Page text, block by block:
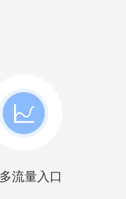
流量入口